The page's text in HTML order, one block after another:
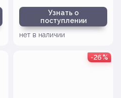
Узнать о
поступлении
нет в наличии
-26%